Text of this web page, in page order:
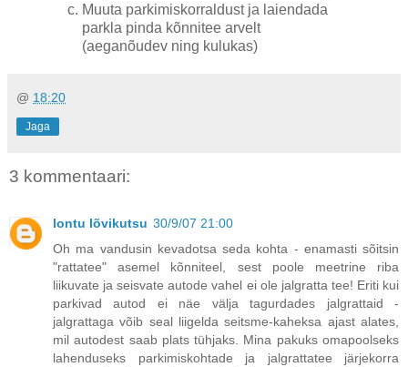
Muuta parkimiskorraldust ja laiendada
parkla pinda kõnnitee arvelt
(aeganõudev ning kulukas)
@ 18:20
Jaga
3 kommentaari:
lontu lõvikutsu 30/9/07 21:00
Oh ma vandusin kevadotsa seda kohta - enamasti sõitsin
"rattatee" asemel kõnniteel, sest poole meetrine riba
liikuvate ja seisvate autode vahel ei ole jalgratta tee! Eriti kui
parkivad autod ei näe välja tagurdades jalgrattaid -
jalgrattaga võib seal liigelda seitsme-kaheksa ajast alates,
mil autodest saab plats tühjaks. Mina pakuks omapoolseks
lahenduseks parkimiskohtade ja jalgrattatee järjekorra